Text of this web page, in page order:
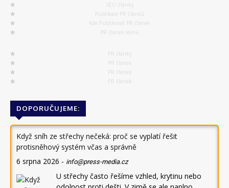
SEO články
Publikace PR článků
Kde Publikovat PR článek
PR článek levně
PR články
PR článek
PR článek
PR článek
DOPORUČUJEME:
Když sníh ze střechy nečeká: proč se vyplatí řešit
protisněhový systém včas a správně
6 srpna 2026 - info@press-media.cz
U střechy často řešíme vzhled, krytinu nebo